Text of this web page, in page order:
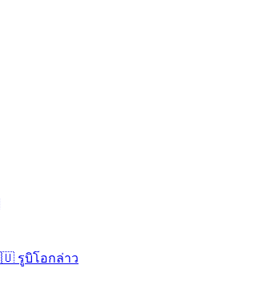
รูบิโอกล่าว